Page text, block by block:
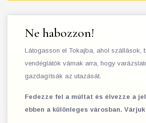
Ne habozzon!
Látogasson el Tokajba, ahol szállások,
vendéglátók várnak arra, hogy
gazdagítsák az utazását.
Fedezze fel a múltat és élvezze a
ebben a különleges városban.